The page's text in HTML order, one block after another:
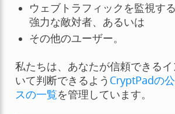
ウェブトラフィックを監視す
強力な敵対者、あるいは
その他のユーザー。
私たちは、あなたが信頼できる
いて判断できるよう CryptPadの
スの一覧を管理しています。